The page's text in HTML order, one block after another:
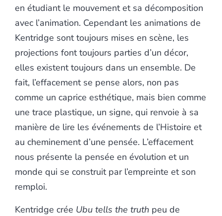
en étudiant le mouvement et sa décomposition
avec l’animation. Cependant les animations de
Kentridge sont toujours mises en scène, les
projections font toujours parties d’un décor,
elles existent toujours dans un ensemble. De
fait, l’effacement se pense alors, non pas
comme un caprice esthétique, mais bien comme
une trace plastique, un signe, qui renvoie à sa
manière de lire les événements de l’Histoire et
au cheminement d’une pensée. L’effacement
nous présente la pensée en évolution et un
monde qui se construit par l’empreinte et son
remploi.
Kentridge crée Ubu tells the truth peu de